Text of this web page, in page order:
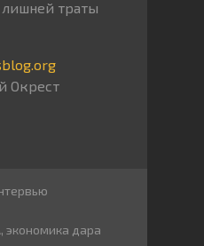
лишней траты
Окрест
, экономика дара